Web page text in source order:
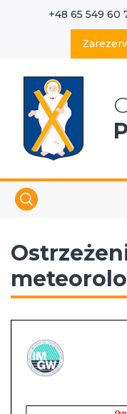
+48 65 549 60
Wyszukaj w